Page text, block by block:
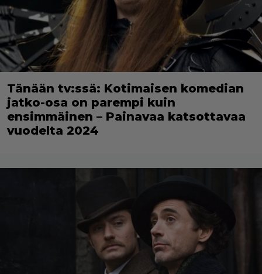
Tänään tv:ssä: Kotimaisen komedian
jatko-osa on parempi kuin
ensimmäinen – Painavaa katsottavaa
vuodelta 2024